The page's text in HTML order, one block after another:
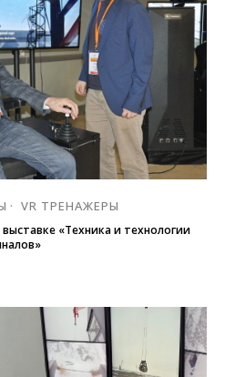
VR ТРЕНАЖЕРЫ
«Техника и технологии